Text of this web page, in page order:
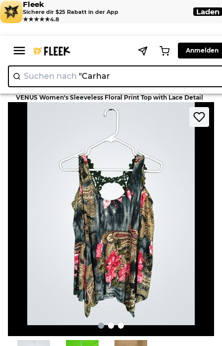
Fleek
Sichere dir $25 Rabatt in der App
★★★★★4.8
Laden
Anmelden
Suchen nach "Ca
Home > Tank top >
VENUS Women's Sleeveless Floral Print Top with Lace Detail